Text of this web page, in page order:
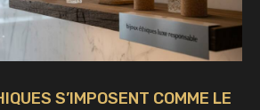
S’IMPOSENT COMME LE